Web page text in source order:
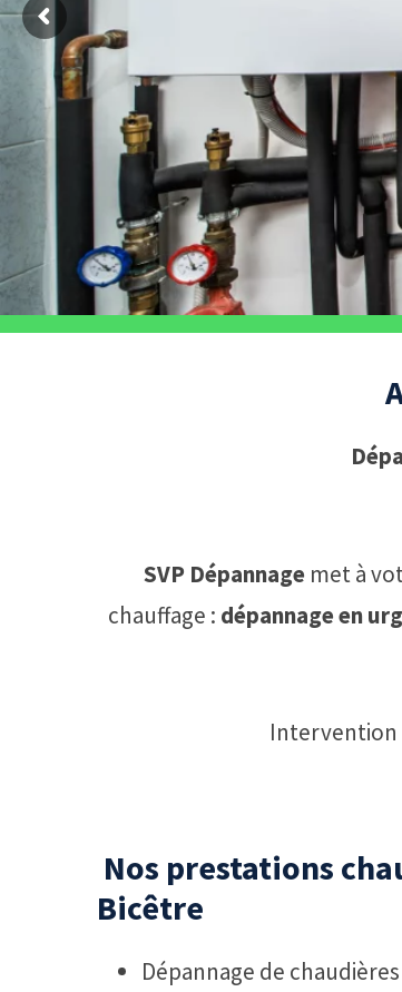
SVP Dépannage met à
chauffage : dépannage en
Intervention
Nos prestations
Bicêtre
Dépannage de